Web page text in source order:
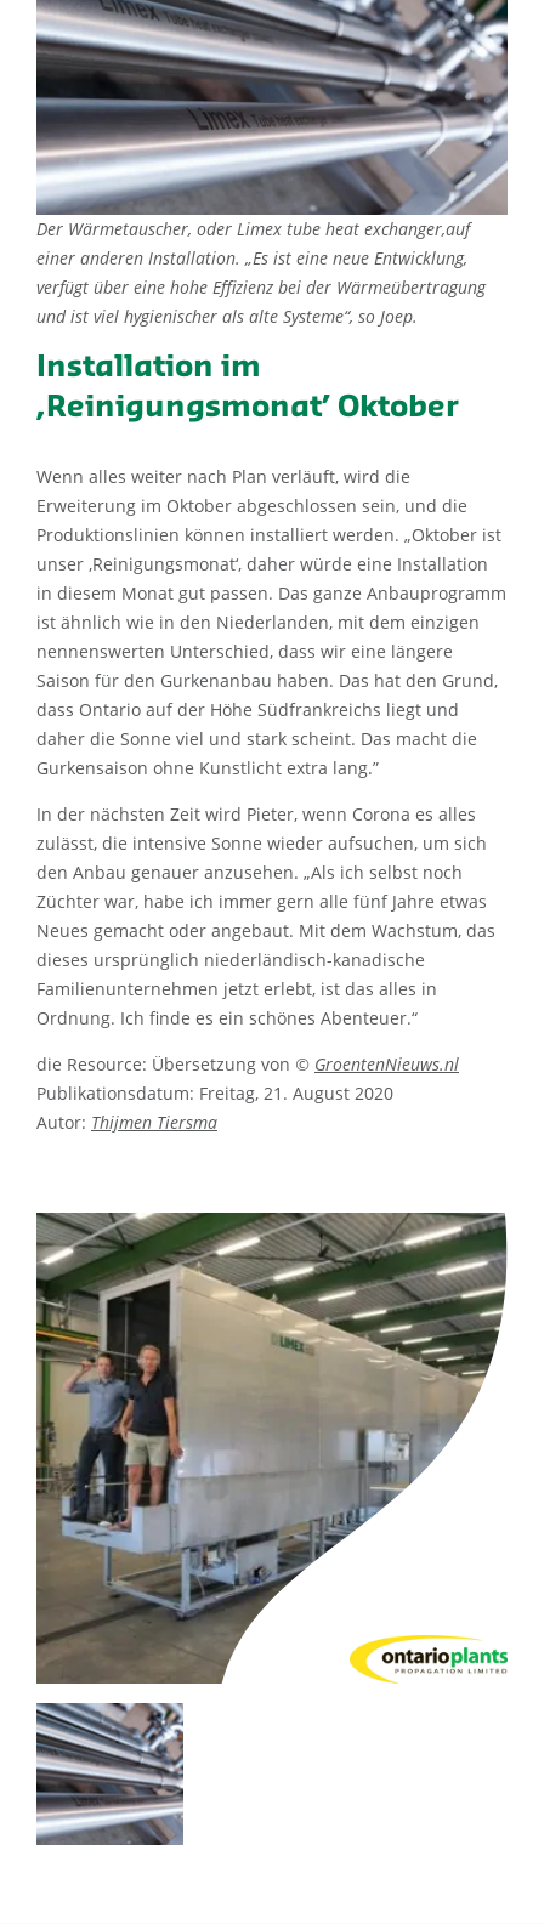
Der Wärmetauscher, oder Limex tube heat exchanger,auf
einer anderen Installation. „Es ist eine neue Entwicklung,
verfügt über eine hohe Effizienz bei der Wärmeübertragung
und ist viel hygienischer als alte Systeme“, so Joep.
Installation im
‚Reinigungsmonat’ Oktober
Wenn alles weiter nach Plan verläuft, wird die
Erweiterung im Oktober abgeschlossen sein, und die
Produktionslinien können installiert werden. „Oktober ist
unser ‚Reinigungsmonat‘, daher würde eine Installation
in diesem Monat gut passen. Das ganze Anbauprogramm
ist ähnlich wie in den Niederlanden, mit dem einzigen
nennenswerten Unterschied, dass wir eine längere
Saison für den Gurkenanbau haben. Das hat den Grund,
dass Ontario auf der Höhe Südfrankreichs liegt und
daher die Sonne viel und stark scheint. Das macht die
Gurkensaison ohne Kunstlicht extra lang.”
In der nächsten Zeit wird Pieter, wenn Corona es alles
zulässt, die intensive Sonne wieder aufsuchen, um sich
den Anbau genauer anzusehen. „Als ich selbst noch
Züchter war, habe ich immer gern alle fünf Jahre etwas
Neues gemacht oder angebaut. Mit dem Wachstum, das
dieses ursprünglich niederländisch-kanadische
Familienunternehmen jetzt erlebt, ist das alles in
Ordnung. Ich finde es ein schönes Abenteuer.“
die Resource: Übersetzung von © GroentenNieuws.nl
Publikationsdatum: Freitag, 21. August 2020
Autor: Thijmen Tiersma